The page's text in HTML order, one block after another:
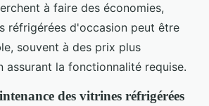
à faire des économies,
réfrigérées d'occasion peut être
souvent à des prix plus
la fonctionnalité requise.
des vitrines réfrigérées